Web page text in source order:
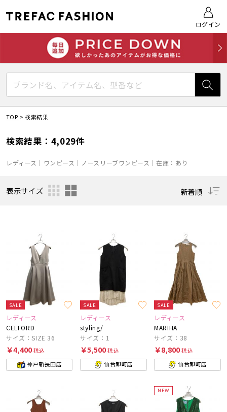
ログイン
TOP >検索結果
検索結果：4,029件
レディース｜ワンピース｜ノースリーブワンピース｜在庫：あり
表示サイズ 新着順
SALE
レディース
CELFORD
サイズ：SIZE 36
￥4,400税込
神戸新長田店
SALE
レディース
styling/
サイズ：1
￥5,500税込
仙台卸町店
SALE
レディース
MARIHA
サイズ：38
￥8,800税込
仙台卸町店
NEW